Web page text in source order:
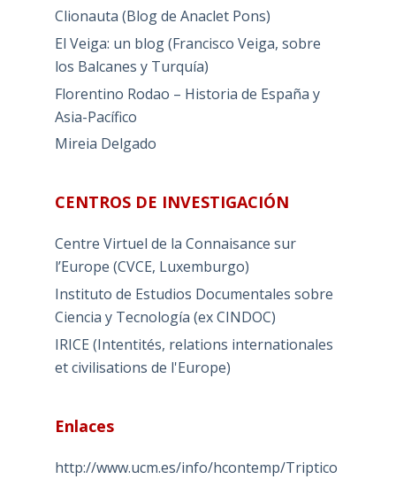
Clionauta (Blog de Anaclet Pons)
El Veiga: un blog (Francisco Veiga, sobre
los Balcanes y Turquía)
Florentino Rodao – Historia de España y
Asia-Pacífico
Mireia Delgado
CENTROS DE INVESTIGACIÓN
Centre Virtuel de la Connaisance sur
l’Europe (CVCE, Luxemburgo)
Instituto de Estudios Documentales sobre
Ciencia y Tecnología (ex CINDOC)
IRICE (Intentités, relations internationales
et civilisations de l'Europe)
Enlaces
http://www.ucm.es/info/hcontemp/Triptico